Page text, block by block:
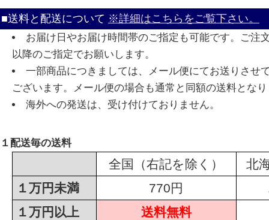
■送料と配送について ※詳細はこちらをご覧下さい。
お届け日やお届け時間帯のご指定も可能です。ご注
以降のご指定でお願いします。
一部商品につきましては、メール便にてお送りさせ
ございます。メール便の場合も通常と同額の送料とな
海外への発送は、受け付けておりません。
１配送毎の送料
全国（右記を除く）
北
１万円未満
770円
１万円以上
送料無料